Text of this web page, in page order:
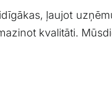
ļaujot
kvalitāti.